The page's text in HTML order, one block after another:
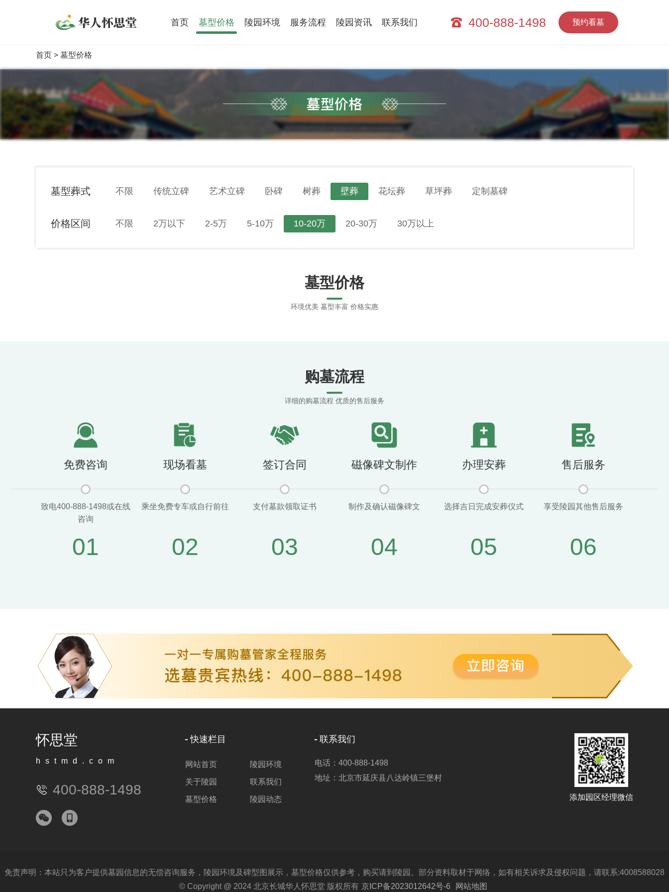
首页 墓型价格 陵园环境 服务流程 陵园资讯 联系我们 400-888-1498 预约看墓
首页 > 墓型价格
墓型葬式 不限 传统立碑 艺术立碑 卧碑 树葬 壁葬 花坛葬 草坪葬 定制墓碑
价格区间 不限 2万以下 2-5万 5-10万 10-20万 20-30万 30万以上
墓型价格
环境优美 墓型丰富 价格实惠
购墓流程
详细的购墓流程 优质的售后服务
免费咨询
致电400-888-1498或在线
咨询
01
现场看墓
乘坐免费专车或自行前往
02
签订合同
支付墓款领取证书
03
磁像碑文制作
制作及确认磁像碑文
04
办理安葬
选择吉日完成安葬仪式
05
售后服务
享受陵园其他售后服务
06
怀思堂
hstmd.com
400-888-1498
快速栏目
网站首页 陵园环境
关于陵园 联系我们
墓型价格 陵园动态
联系我们
电话：400-888-1498
地址：北京市延庆县八达岭镇三堡村
添加园区经理微信
免责声明：本站只为客户提供墓园信息的无偿咨询服务，陵园环境及碑型图展示，墓型价格仅供参考，购买请到陵园。部分资料取材于网络，如有相关诉求及侵权问题，请联系:4008588028
© Copyright @ 2024 北京长城华人怀思堂 版权所有 京ICP备2023012642号-6 网站地图